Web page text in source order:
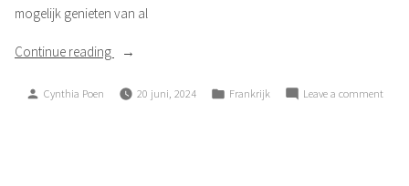
mogelijk genieten van al
Continue reading “Autopech”
Posted
Cynthia Poen 20 juni, 2024
Posted
Frankrijk Leave a commenton